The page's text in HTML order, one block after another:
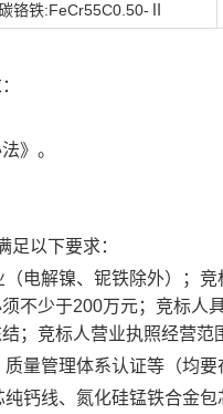
铬铁:FeCr55C0.50-Ⅱ
》。
足以下要求：
电解镍、铌铁除外）；
不少于200万元；竞标
；竞标人营业执照经营
量管理体系认证等（均
钙线、氮化硅锰铁合金